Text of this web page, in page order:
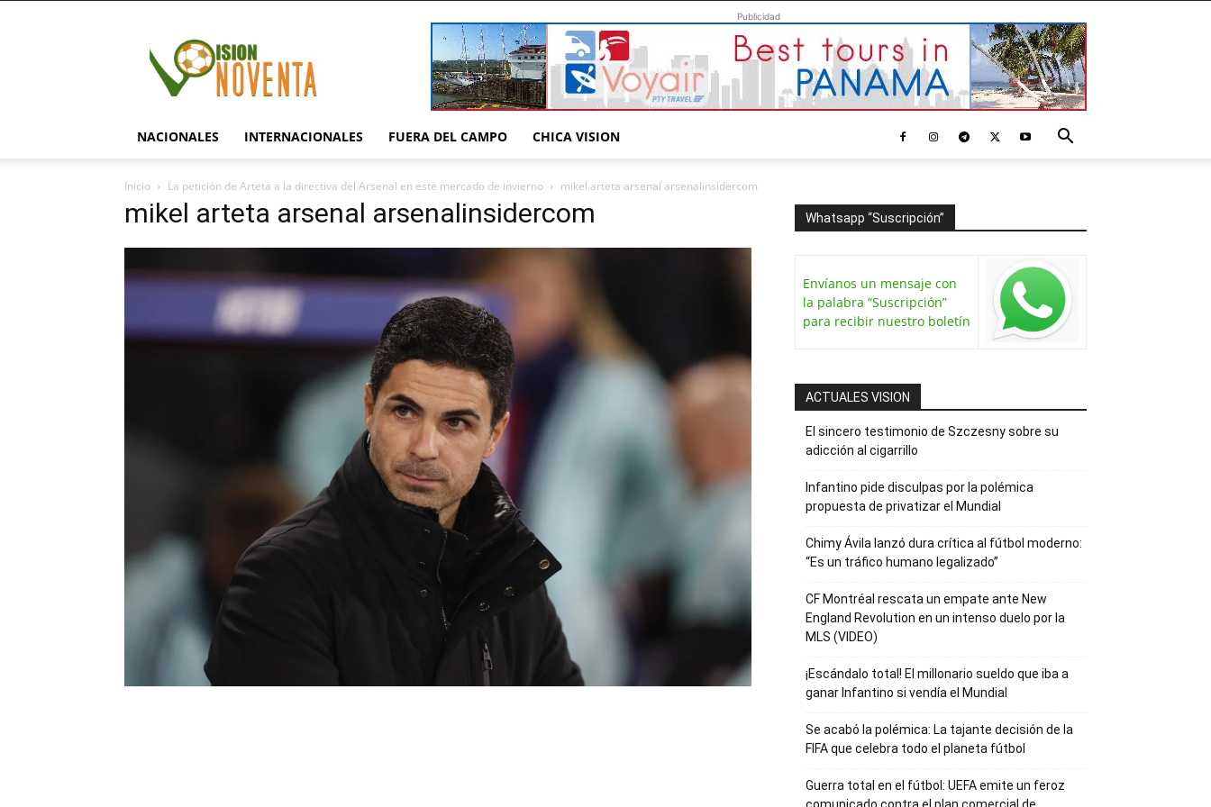
Publicidad
NACIONALES INTERNACIONALES FUERA DEL CAMPO CHICA VISION
Inicio La petición de Arteta a la directiva del Arsenal en este mercado de invierno mikel arteta arsenal arsenalinsidercom
mikel arteta arsenal arsenalinsidercom Whatsapp “Suscripción”
Envíanos un mensaje con
la palabra “Suscripción”
para recibir nuestro boletín
ACTUALES VISION
El sincero testimonio de Szczesny sobre su
adicción al cigarrillo
Infantino pide disculpas por la polémica
propuesta de privatizar el Mundial
Chimy Ávila lanzó dura crítica al fútbol moderno:
“Es un tráfico humano legalizado”
CF Montréal rescata un empate ante New
England Revolution en un intenso duelo por la
MLS (VIDEO)
¡Escándalo total! El millonario sueldo que iba a
ganar Infantino si vendía el Mundial
Se acabó la polémica: La tajante decisión de la
FIFA que celebra todo el planeta fútbol
Guerra total en el fútbol: UEFA emite un feroz